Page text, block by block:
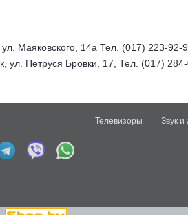
Маяковского, 14а Тел. (017) 223-
ул. Петруся Бровки, 17, Тел. (017)
Телевизоры | Звук и